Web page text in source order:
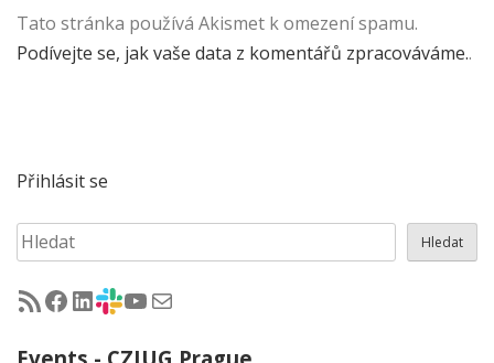
Tato stránka používá Akismet k omezení spamu.
Podívejte se, jak vaše data z komentářů zpracováváme..
Přihlásit se
Hledat Hledat
RSS - články na jug.cz
Facebook skupina Czech Java User Group
LinkedIn skupina Czech Java User Group
CZJUG Slack fórum
CZJUG YouTube kanálCZJUG email